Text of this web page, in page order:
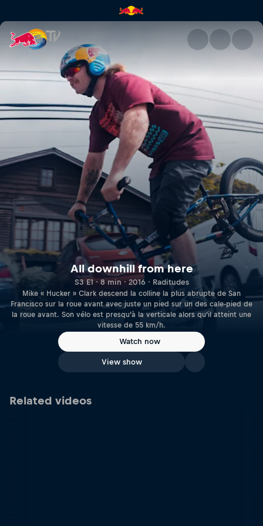
All downhill from here | Red
All downhill from here
S3 E1 · 8 min · 2016 · Raditudes
Mike « Hucker » Clark descend la colline la plus abrupte de San
Francisco sur la roue avant avec juste un pied sur un des cale-pied de
la roue avant. Son vélo est presqu’à la verticale alors qu’il atteint une
vitesse de 55 km/h.
Watch now
View show
Related videos